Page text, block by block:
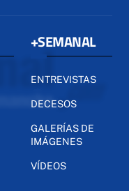
+SEMANAL
ENTREVISTAS
DECESOS
GALERÍAS DE
IMÁGENES
VÍDEOS